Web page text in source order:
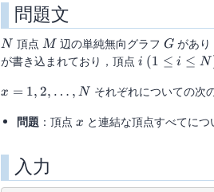
問題文
N
N 頂点 M
M辺の単純無向グラフ G
Gがあり
が書き込まれており，頂点 i\
i\leq
i (1 ≤ i ≤ N
x=1,2,\dots,N
x = 1, 2, … , N それぞれについての次
問題 ：頂点 x
x と連結な頂点すべてに
入力